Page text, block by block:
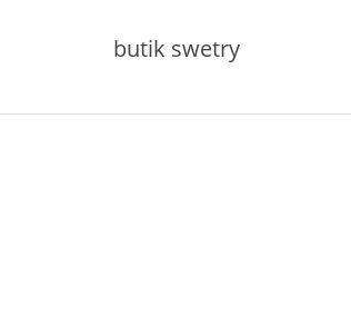
butik swetry